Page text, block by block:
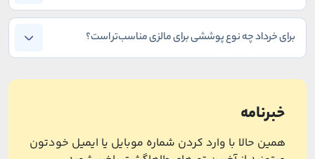
برای خرداد چه نوع پوششی برای مالزی مناسب‌تر است؟
خبرنامه
همین حالا با وارد کردن شماره موبایل یا ایمیل خودتون